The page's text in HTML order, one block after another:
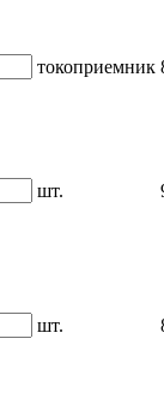
токоприемник
шт.
шт.